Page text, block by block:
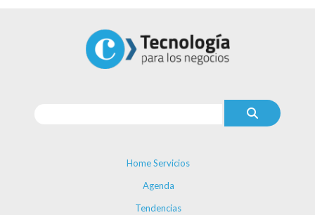
Home Servicios
Agenda
Tendencias